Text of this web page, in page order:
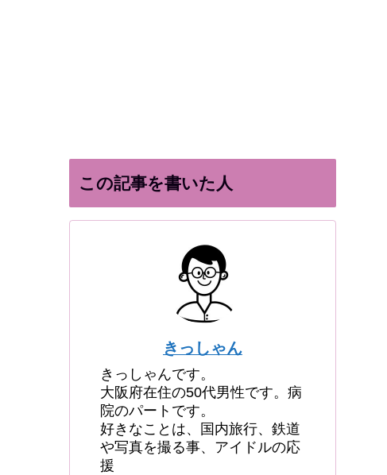
この記事を書いた人
きっしゃん
きっしゃんです。
大阪府在住の50代男性です。病
院のパートです。
好きなことは、国内旅行、鉄道
や写真を撮る事、アイドルの応
援